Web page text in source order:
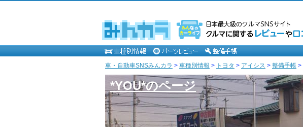
車・自動車SNSみんカラ > 車種別情報 > トヨタ > アイシス > 整備手帳 >
*YOU*のページ